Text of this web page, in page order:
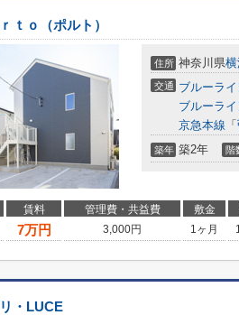
ｔｏ（ポルト）
住所 神奈川県
交通 ブルーライ
ブルーライ
京急本線 「
築年 築2年 階
賃料 管理費・共益費 敷金
7万円 3,000円 1ヶ月
・LUCE